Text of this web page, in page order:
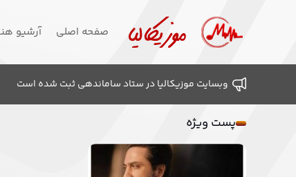
صفحه اصلی آرشیو
وبسایت موزیکالیا در ستاد ساماندهی ثبت شده است
پست ویژه